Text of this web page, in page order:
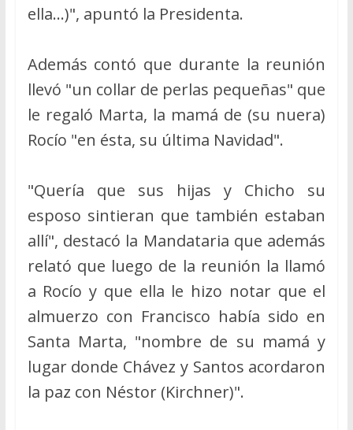
ella…)", apuntó la Presidenta.
Además contó que durante la reunión
llevó "un collar de perlas pequeñas" que
le regaló Marta, la mamá de (su nuera)
Rocío "en ésta, su última Navidad".
"Quería que sus hijas y Chicho su
esposo sintieran que también estaban
allí", destacó la Mandataria que además
relató que luego de la reunión la llamó
a Rocío y que ella le hizo notar que el
almuerzo con Francisco había sido en
Santa Marta, "nombre de su mamá y
lugar donde Chávez y Santos acordaron
la paz con Néstor (Kirchner)".